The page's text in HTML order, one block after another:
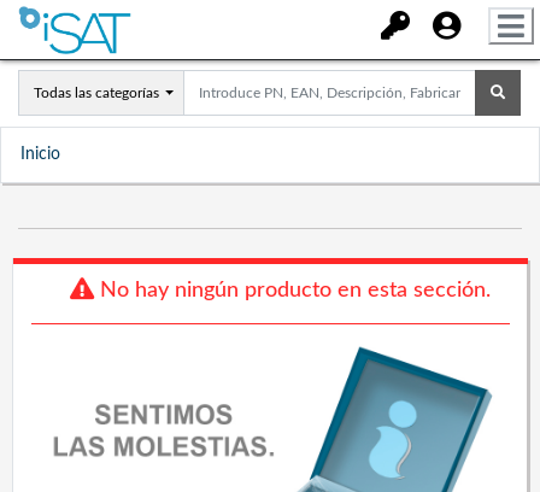
Todas las categorías
Inicio
No hay ningún producto en esta sección.